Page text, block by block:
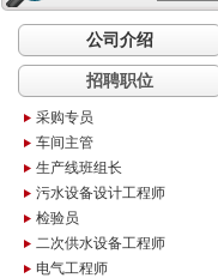
公司介绍
招聘职位
采购专员
车间主管
生产线班组长
污水设备设计工程师
检验员
二次供水设备工程师
电气工程师